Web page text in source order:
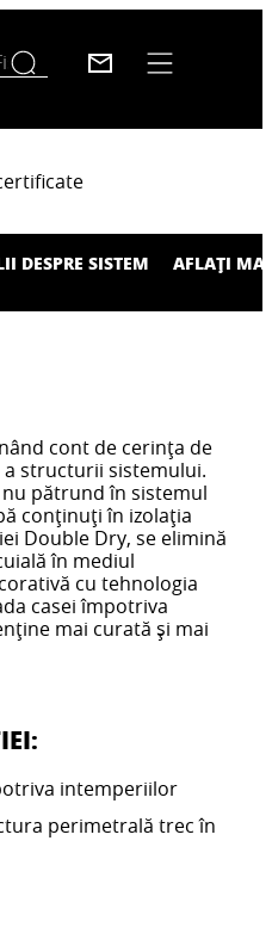
DESPRE SISTEM AFLAȚI
cont de cerința de
structurii sistemului.
pătrund în sistemul
conținuți în izolația
Double Dry, se elimină
în mediul
cu tehnologia
casei împotriva
mai curată și mai
intemperiilor
perimetrală trec în